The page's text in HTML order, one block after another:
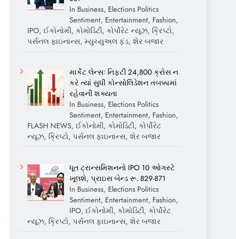
In Business, Elections Politics
Sentiment, Entertainment, Fashion,
IPO, ઈકોનોમી, કોમોડિટી, કોર્પોરેટ ન્યૂઝ, ક્રિપ્ટો,
પર્સનલ ફાઇનાન્સ, મ્યુચ્યુઅલ ફંડ, શેર બજાર
માર્કેટ લેન્સઃ નિફ્ટી 24,800 ક્રોસ ન
કરે ત્યાં સુધી કોન્સોલિડેશન તબક્કામાં
રહેવાની શક્યતા
In Business, Elections Politics
Sentiment, Entertainment, Fashion,
FLASH NEWS, ઈકોનોમી, કોમોડિટી, કોર્પોરેટ
ન્યૂઝ, ક્રિપ્ટો, પર્સનલ ફાઇનાન્સ, શેર બજાર
ધૂત ટ્રાન્સમિશનનો IPO 10 ઓગસ્ટે
ખૂલશે, પ્રાઇસ બેન્ડ રૂ. 829-871
In Business, Elections Politics
Sentiment, Entertainment, Fashion,
IPO, ઈકોનોમી, કોમોડિટી, કોર્પોરેટ
ન્યૂઝ, ક્રિપ્ટો, પર્સનલ ફાઇનાન્સ, શેર બજાર